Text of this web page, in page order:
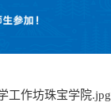
工作坊珠宝学院.jpg